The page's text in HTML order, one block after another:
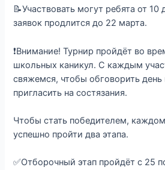
📝Участвовать могут ребята от
заявок продлится до 22 марта.
❗️Внимание! Турнир пройдёт во
школьных каникул. С каждым
свяжемся, чтобы обговорить день
пригласить на состязания.
Чтобы стать победителем,
успешно пройти два этапа.
✅Отборочный этап пройдёт с 25